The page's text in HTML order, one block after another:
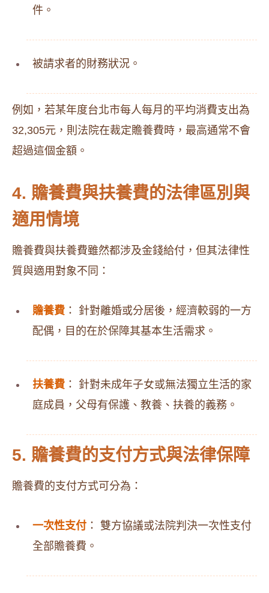
件。
被請求者的財務狀況。
例如，若某年度台北市每人每月的平均消費支出為
32,305元，則法院在裁定贍養費時，最高通常不會
超過這個金額。
4. 贍養費與扶養費的法律區別與
適用情境
贍養費與扶養費雖然都涉及金錢給付，但其法律性
質與適用對象不同：
贍養費 ： 針對離婚或分居後，經濟較弱的一方
配偶，目的在於保障其基本生活需求。
扶養費 ： 針對未成年子女或無法獨立生活的家
庭成員，父母有保護、教養、扶養的義務。
5. 贍養費的支付方式與法律保障
贍養費的支付方式可分為：
一次性支付 ： 雙方協議或法院判決一次性支付
全部贍養費。